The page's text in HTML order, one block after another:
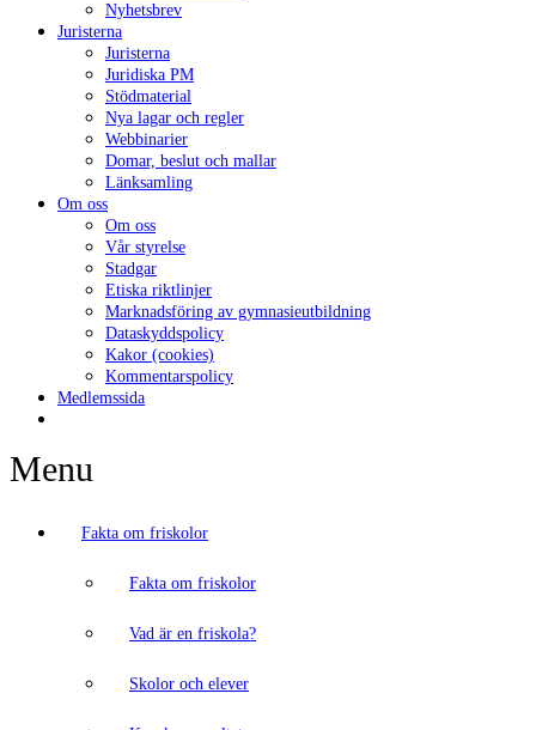
Nyhetsbrev
Juristerna
Juristerna
Juridiska PM
Stödmaterial
Nya lagar och regler
Webbinarier
Domar, beslut och mallar
Länksamling
Om oss
Om oss
Vår styrelse
Stadgar
Etiska riktlinjer
Marknadsföring av gymnasieutbildning
Dataskyddspolicy
Kakor (cookies)
Kommentarspolicy
Medlemssida
Menu
Fakta om friskolor
Fakta om friskolor
Vad är en friskola?
Skolor och elever